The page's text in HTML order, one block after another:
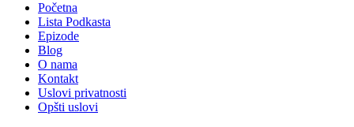
Početna
Lista Podkasta
Epizode
Blog
O nama
Kontakt
Uslovi privatnosti
Opšti uslovi